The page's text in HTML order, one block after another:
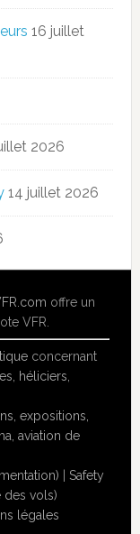
16 juillet
2026
14 juillet 2026
offre un
VFR.
concernant
héliciers,
expositions,
aviation de
|Safety
des vols)
légales